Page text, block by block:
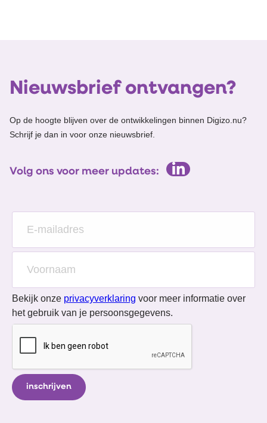
Nieuwsbrief ontvangen?
Op de hoogte blijven over de ontwikkelingen binnen Digizo.nu?
Schrijf je dan in voor onze nieuwsbrief.
Volg ons voor meer updates:
Bekijk onze privacyverklaring voor meer informatie over
het gebruik van je persoonsgegevens.